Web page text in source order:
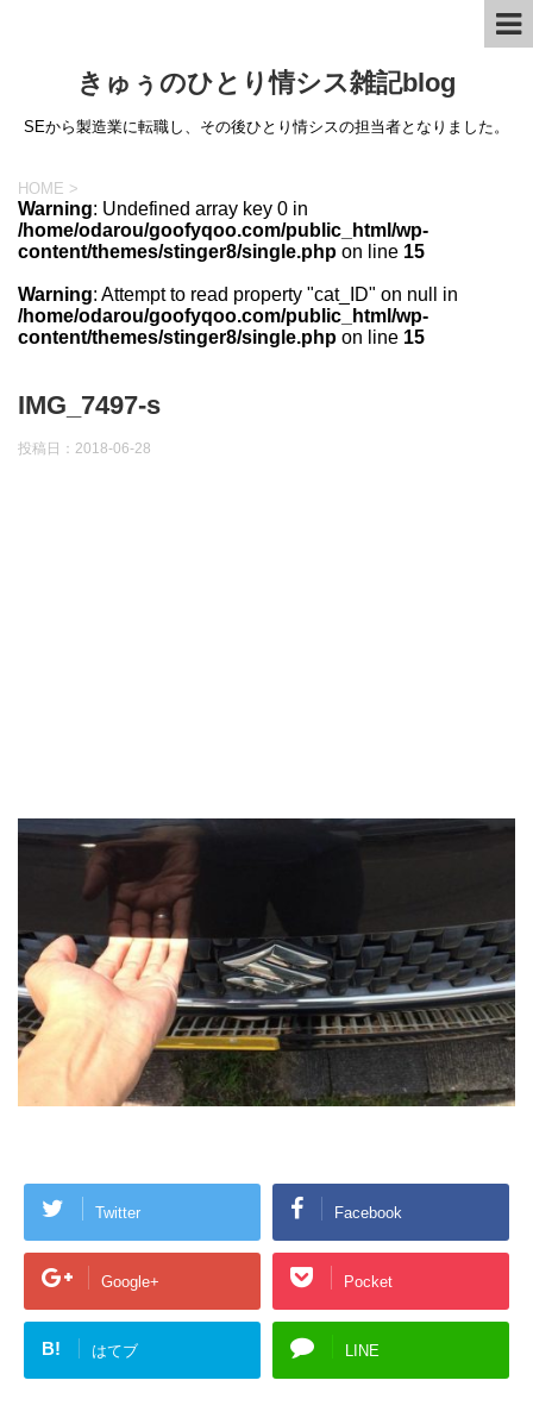
きゅぅのひとり情シス雑記blog
SEから製造業に転職し、その後ひとり情シスの担当者となりました。
HOME >
Warning: Undefined array key 0 in
/home/odarou/goofyqoo.com/public_html/wp-
content/themes/stinger8/single.php on line 15
Warning: Attempt to read property "cat_ID" on null in
/home/odarou/goofyqoo.com/public_html/wp-
content/themes/stinger8/single.php on line 15
IMG_7497-s
投稿日： 2018-06-28
Twitter Facebook
Google+ Pocket
B! はてブ LINE